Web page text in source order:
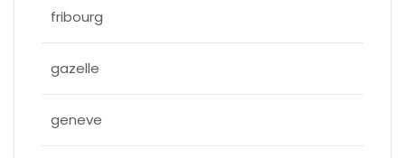
fribourg
gazelle
geneve